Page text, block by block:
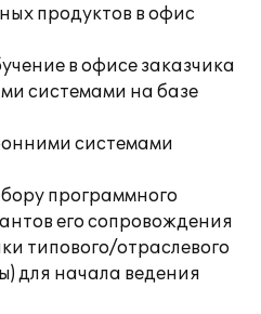
продуктов в офис
в офисе заказчика
системами на базе
системами
программного
его сопровождения
типового/отраслевого
для начала ведения